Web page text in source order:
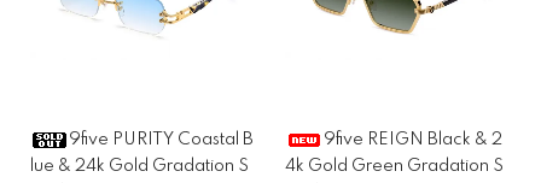
9five PURITY Coastal B
lue & 24k Gold Gradation S
9five REIGN Black & 2
4k Gold Green Gradation S